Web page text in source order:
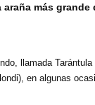
más grande
llamada
en algunas